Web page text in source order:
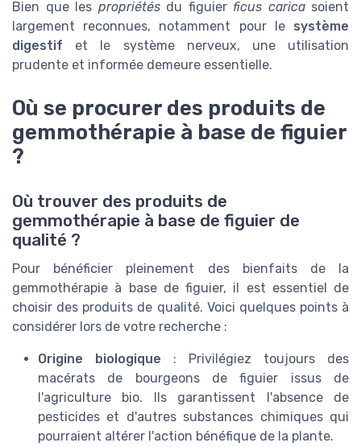
Bien que les propriétésdu figuier ficus caricasoient
largement reconnues, notamment pour le système
digestif et le système nerveux, une utilisation
prudente et informée demeure essentielle.
Où se procurer des produits de
gemmothérapie à base de figuier
?
Où trouver des produits de
gemmothérapie à base de figuier de
qualité ?
Pour bénéficier pleinement des bienfaits de la
gemmothérapie à base de figuier, il est essentiel de
choisir des produits de qualité. Voici quelques points à
considérer lors de votre recherche :
Origine biologique : Privilégiez toujours des
macérats de bourgeons de figuier issus de
l'agriculture bio. Ils garantissent l'absence de
pesticides et d'autres substances chimiques qui
pourraient altérer l'action bénéfique de la plante.